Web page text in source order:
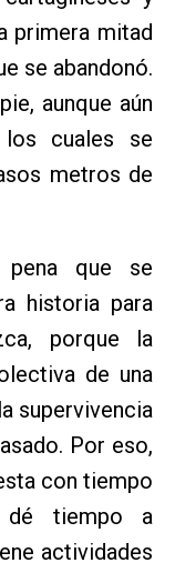
primera mitad
se abandonó.
aunque aún
cuales se
metros de
pena que se
historia para
porque la
de una
supervivencia
Por eso,
con tiempo
dé tiempo a
actividades